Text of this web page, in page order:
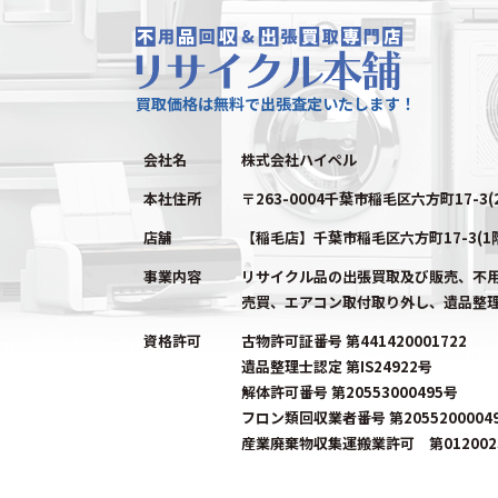
買取価格は無料で出張査定いたします！
会社名
株式会社ハイペル
本社住所
〒263-0004千葉市稲毛区六方町17-
店舗
【稲毛店】千葉市稲毛区六方町17-3(1
事業内容
リサイクル品の出張買取及び販売、不
売買、エアコン取付取り外し、遺品整
資格許可
古物許可証番号 第441420001722
遺品整理士認定 第IS24922号
解体許可番号 第20553000495号
フロン類回収業者番号 第
産業廃棄物収集運搬業許可 第